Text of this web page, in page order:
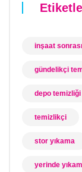
inşaat
gündelikçi
depo temizliği
temizlikçi
stor yıkama
yerinde